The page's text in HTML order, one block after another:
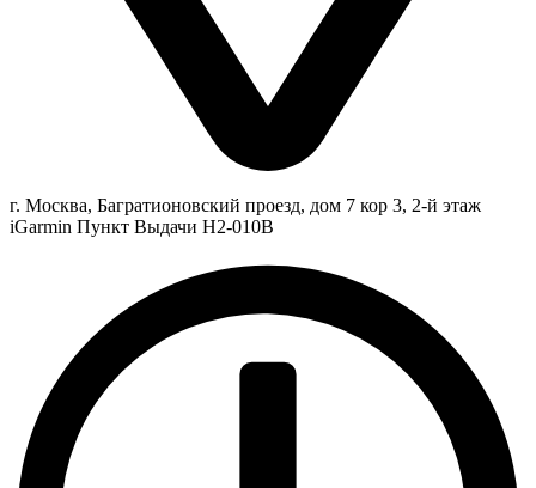
г. Москва, Багратионовский проезд, дом 7 кор 3, 2-й этаж
iGarmin Пункт Выдачи Н2-010В